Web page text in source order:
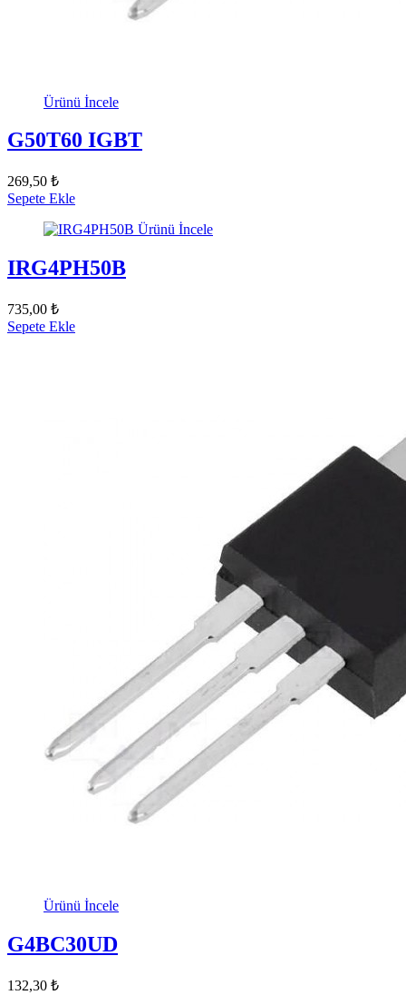
Ürünü İncele
G50T60 IGBT
269,50 ₺
Sepete Ekle
Ürünü İncele
IRG4PH50B
735,00 ₺
Sepete Ekle
Ürünü İncele
G4BC30UD
132,30 ₺